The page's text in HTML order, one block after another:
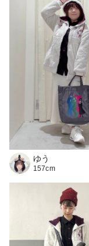
ゆう
157cm